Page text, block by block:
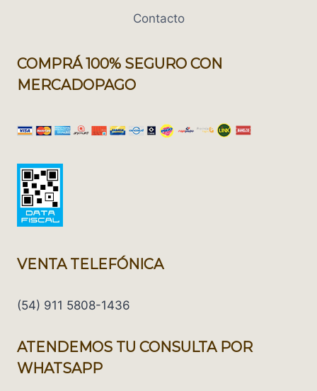
Contacto
COMPRÁ 100% SEGURO CON
MERCADOPAGO
VENTA TELEFÓNICA
(54) 911 5808-1436
ATENDEMOS TU CONSULTA POR
WHATSAPP